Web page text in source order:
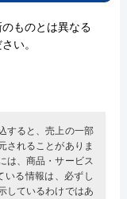
ものとは異なる
い。
すると、売上の一部
されることがありま
は、商品・サービス
る情報は、必ずし
しているわけではあ